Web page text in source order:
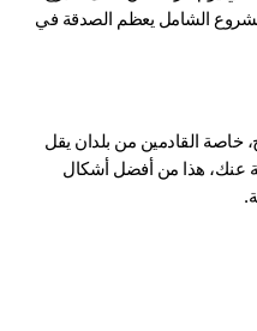
لتوفير الوجبات والمياه للحجاج، هذا المشروع الشامل يعظم الصدقة في
ساهم في توزيع المصاحف على الحجاج، خاصة القادمين من بلدان يقل
فيها توفر المصاحف، لتكون صدقة جارية عنك، هذا من أفضل أشكال